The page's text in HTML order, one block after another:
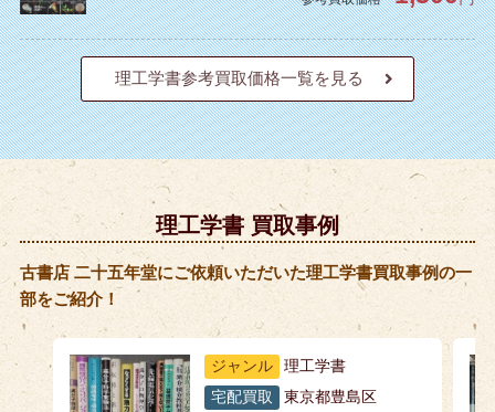
理工学書参考買取価格一覧を見る
理工学書 買取事例
古書店 二十五年堂にご依頼いただいた理工学書買取事例の一
部をご紹介！
ジャンル
理工学書
宅配買取
東京都豊島区